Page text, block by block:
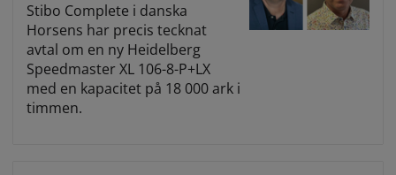
Stibo Complete i danska
Horsens har precis tecknat
avtal om en ny Heidelberg
Speedmaster XL 106-8-P+LX
med en kapacitet på 18 000 ark i
timmen.